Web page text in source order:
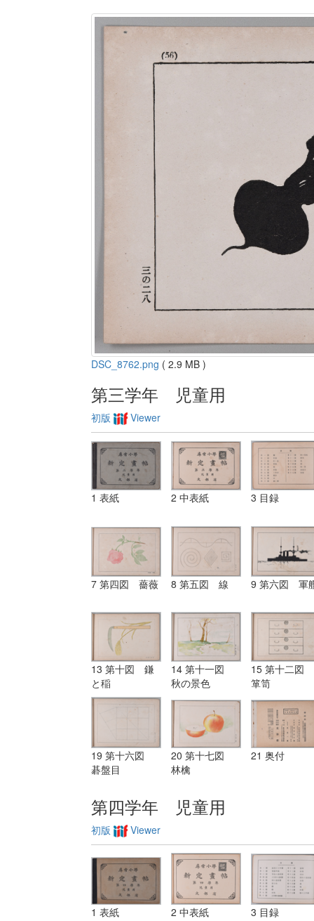
DSC_8762.png ( 2.9 MB )
第三学年 児童用
初版 Viewer
1 表紙 2 中表紙 3 目録
7 第四図 薔薇 8 第五図 線 9 第六図 軍
13 第十図 鎌
と稲
14 第十一図
秋の景色
15 第十二図
箪笥
19 第十六図
碁盤目
20 第十七図
林檎
21 奥付
第四学年 児童用
初版 Viewer
1 表紙 2 中表紙 3 目録